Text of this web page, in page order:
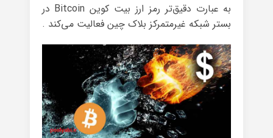
به عبارت دقیق‌تر رمز ارز بیت کوین Bitcoin در
بستر شبکه غیرمتمرکز بلاک چین فعالیت می‌کند .